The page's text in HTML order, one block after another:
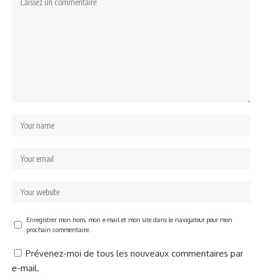
Enregistrer mon nom, mon e-mail et mon site dans le navigateur pour mon
prochain commentaire.
Prévenez-moi de tous les nouveaux commentaires par
e-mail.